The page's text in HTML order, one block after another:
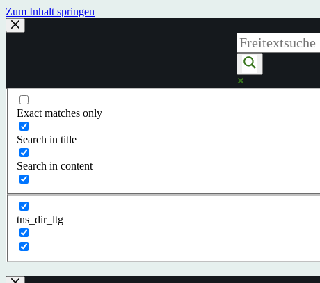
Zum Inhalt springen
Exact matches only
Search in title
Search in content
tns_dir_ltg